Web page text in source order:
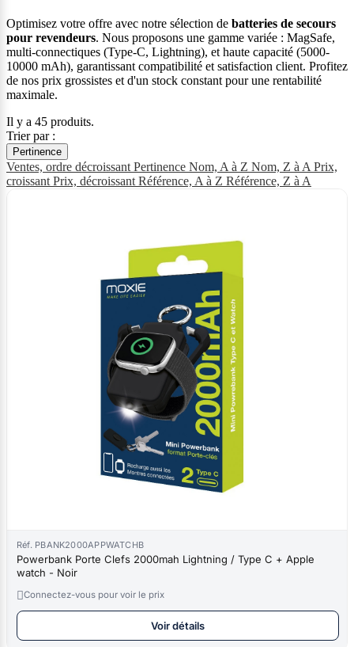
Optimisez votre offre avec notre sélection de batteries de secours
pour revendeurs. Nous proposons une gamme variée : MagSafe,
multi-connectiques (Type-C, Lightning), et haute capacité (5000-
10000 mAh), garantissant compatibilité et satisfaction client. Profitez
de nos prix grossistes et d'un stock constant pour une rentabilité
maximale.
Il y a 45 produits.
Trier par :
Pertinence
Ventes, ordre décroissant Pertinence Nom, A à Z Nom, Z à A Prix,
croissant Prix, décroissant Référence, A à Z Référence, Z à A
Réf. PBANK2000APPWATCHB
Powerbank Porte Clefs 2000mah Lightning / Type C + Apple
watch - Noir
Connectez-vous pour voir le prix
Voir détails